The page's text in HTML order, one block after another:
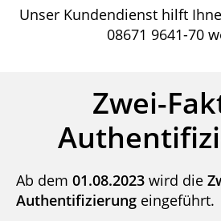
Unser Kundendienst hilft
08671 9641-70
Zwei-
Ab dem 01.08.2023 wird die
Authentifizierung eingeführt.